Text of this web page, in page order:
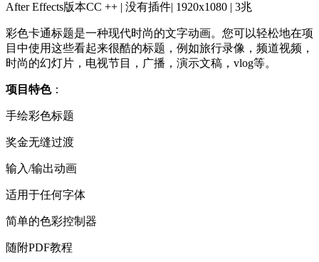
After Effects版本CC ++ | 没有插件| 1920x1080 | 3兆
彩色卡通标题是一种现代时尚的文字动画。您可以轻松地在项
目中使用这些看起来很酷的标题，例如旅行录像，频道视频，
时尚的幻灯片，电视节目，广播，演示文稿，vlog等。
项目特色：
手绘彩色标题
奖金无缝过渡
输入/输出动画
适用于任何字体
简单的色彩控制器
随附PDF教程